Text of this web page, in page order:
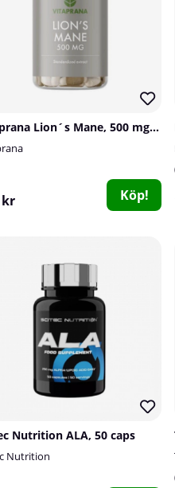
Vitaprana Lion´s Mane, 500 mg, 100 caps
kr Köp!
Nutrition ALA, 50 caps
Nutrition